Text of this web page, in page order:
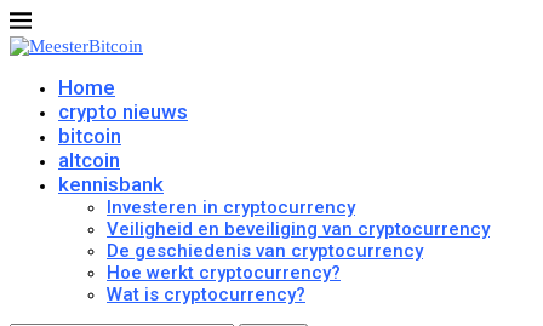
Home
crypto nieuws
bitcoin
altcoin
kennisbank
Investeren in cryptocurrency
Veiligheid en beveiliging van cryptocurrency
De geschiedenis van cryptocurrency
Hoe werkt cryptocurrency?
Wat is cryptocurrency?